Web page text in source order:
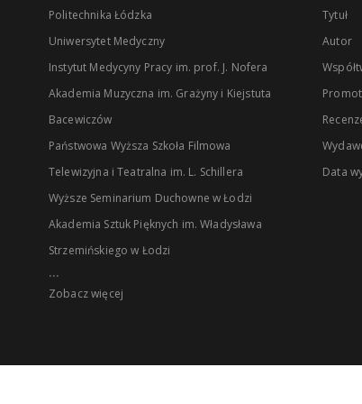
Politechnika Łódzka
Uniwersytet Medyczny
Instytut Medycyny Pracy im. prof. J. Nofera
Akademia Muzyczna im. Grażyny i Kiejstuta
Bacewiczów
Państwowa Wyższa Szkoła Filmowa
Telewizyjna i Teatralna im. L. Schillera
Wyższe Seminarium Duchowne w Łodzi
Akademia Sztuk Pięknych im. Władysława
Strzemińskiego w Łodzi
...
Zobacz więcej
Tytuł
Autor
Data